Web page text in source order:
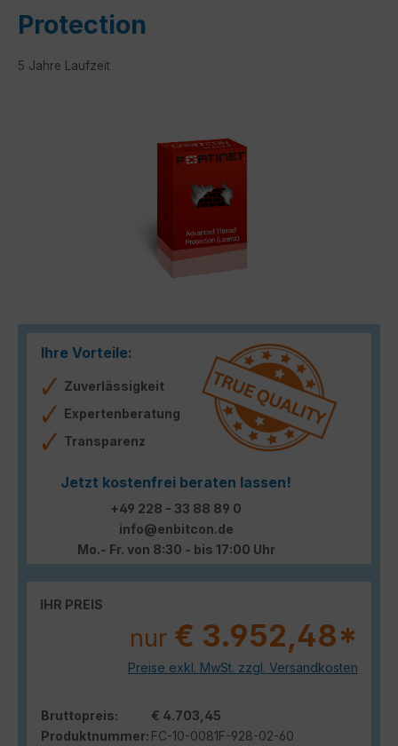
Protection
5 Jahre Laufzeit
Ihre Vorteile:
Zuverlässigkeit
Expertenberatung
Transparenz
Jetzt kostenfrei beraten lassen!
+49 228 - 33 88 89 0
info@enbitcon.de
Mo.- Fr. von 8:30 - bis 17:00 Uhr
IHR PREIS
nur € 3.952,48*
Preise exkl. MwSt. zzgl. Versandkosten
Bruttopreis:
€ 4.703,45
Produktnummer: FC-10-0081F-928-02-60